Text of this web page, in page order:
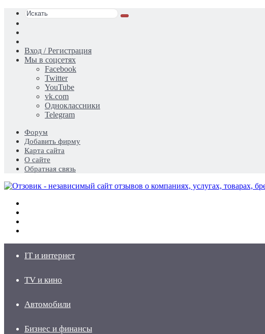
Искать
статья
Вход / Регистрация
Мы в соцсетях
Facebook
Twitter
YouTube
vk.com
Одноклассники
Telegram
Форум
Добавить фирму
Карта сайта
О сайте
Обратная связь
IT и интернет
TV и кино
Автомобили
Бизнес и финансы